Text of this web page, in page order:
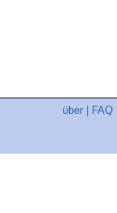
über FAQ